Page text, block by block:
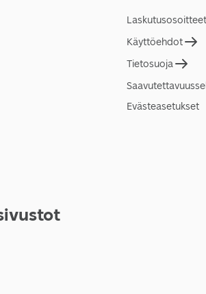
Laskutusosoitteet
Käyttöehdot
Tietosuoja
Evästeasetukset